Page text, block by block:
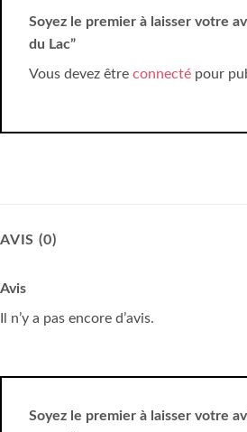
Soyez le premier à laisser votre
du Lac”
Vous devez être connecté pour
AVIS (0)
Avis
Il n’y a pas encore d’avis.
Soyez le premier à laisser votre